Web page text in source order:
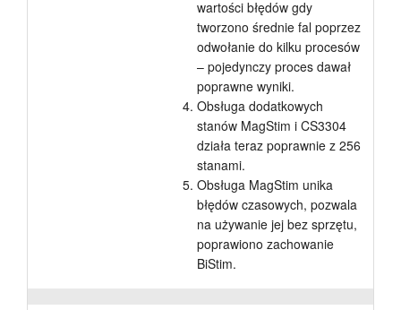
wartości błędów gdy
tworzono średnie fal poprzez
odwołanie do kilku procesów
– pojedynczy proces dawał
poprawne wyniki.
Obsługa dodatkowych
stanów MagStim i CS3304
działa teraz poprawnie z 256
stanami.
Obsługa MagStim unika
błędów czasowych, pozwala
na używanie jej bez sprzętu,
poprawiono zachowanie
BiStim.